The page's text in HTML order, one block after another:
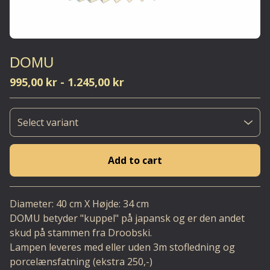
DOMU
995,00 kr - 1.245,00 kr
Add to cart
Go to cart
Diameter: 40 cm X Højde: 34 cm
DOMU betyder "kuppel" på japansk og er den andet
skud på stammen fra Droobski.
Lampen leveres med eller uden 3m stofledning og
porcelænsfatning (ekstra 250,-)